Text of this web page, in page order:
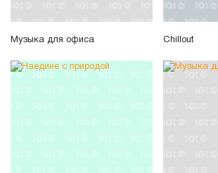
Музыка для офиса Chillout